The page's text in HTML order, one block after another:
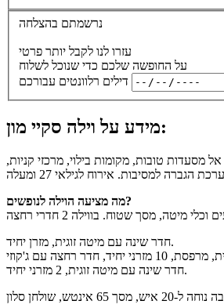
נרשמתם בהצלחה
עזרו לנו לקבל יותר פרטי
על החופשה שלכם כדי שנוכל לשלוח
מידע על וילה סקיי מון:
מסעדות טובות, מקומות בילוי, מרכזי קניות,
מה מציעה הוילה לנופשים?
חדר שינה עם מיטה זוגית, מזרן יחיד.
חדר שינה עם מיטה זוגית, 2 מזרני יחיד.